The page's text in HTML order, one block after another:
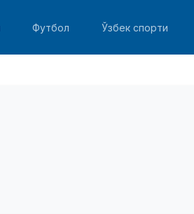
Футбол Ўзбек спорти